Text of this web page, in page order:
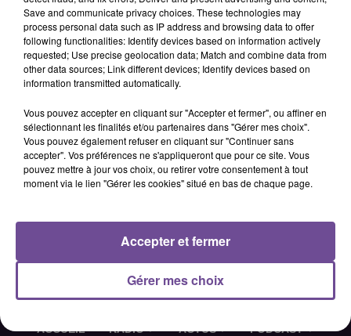
Une société basée à Châtellerault recrute un employé
administratif (H/F). Vos missions : réaliser la saisie
administrative des réceptions physiques transmises par les
au dédouanement au prestataire mandaté par le client.
Procéder à l'orientation des colis. Informer les destinataires
des différents litiges en réception par E-mail et assurer le
suivi. Procéder au reporting tous les soirs des colis en
attente d'instruction pour orientation.
Référence de l’offre France Travail : 183WWHV
ACCUEIL RADIO ACTUS PODCAST
Save and communicate privacy choices. These technologies may
process personal data such as IP address and browsing data to offer
following functionalities: Identify devices based on information actively
requested; Use precise geolocation data; Match and combine data from
other data sources; Link different devices; Identify devices based on
information transmitted automatically.
Vous pouvez accepter en cliquant sur "Accepter et fermer", ou affiner en
sélectionnant les finalités et/ou partenaires dans "Gérer mes choix".
Vous pouvez également refuser en cliquant sur "Continuer sans
accepter". Vos préférences ne s'appliqueront que pour ce site. Vous
pouvez mettre à jour vos choix, ou retirer votre consentement à tout
moment via le lien "Gérer les cookies" situé en bas de chaque page.
Gérer mes choix
Accepter et fermer